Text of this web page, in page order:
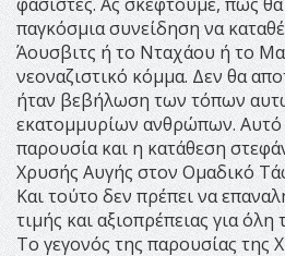
παγκόσμια συνείδηση να
Άουσβιτς ή το Νταχάου ή το
νεοναζιστικό κόμμα. Δεν θα
ήταν βεβήλωση των τόπων
εκατομμυρίων ανθρώπων. Αυτό
παρουσία και η κατάθεση
Χρυσής Αυγής στον Ομαδικό
Και τούτο δεν πρέπει να
τιμής και αξιοπρέπειας για
Το γεγονός της παρουσίας της